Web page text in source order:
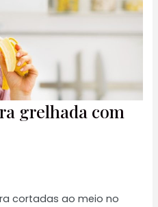
grelhada com
cortadas ao meio no